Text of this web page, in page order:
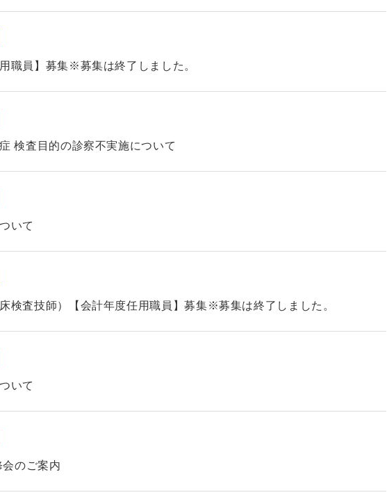
職員】募集※募集は終了しました。
検査目的の診察不実施について
いて
検査技師）【会計年度任用職員】募集※募集は終了しました。
いて
のご案内